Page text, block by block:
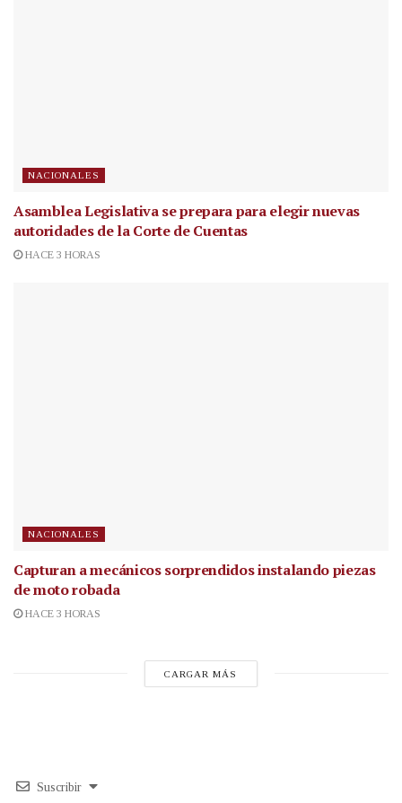
NACIONALES
Asamblea Legislativa se prepara para elegir nuevas
autoridades de la Corte de Cuentas
HACE 3 HORAS
NACIONALES
Capturan a mecánicos sorprendidos instalando piezas
de moto robada
HACE 3 HORAS
CARGAR MÁS
Suscribir